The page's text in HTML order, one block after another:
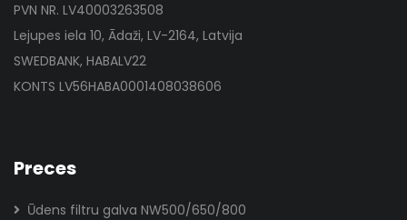
PVN NR. LV40003263508
Lejupes iela 10, Ādaži, LV-2164, Latvija
SWEDBANK, HABALV22
KONTS LV56HABA0001408038606
Preces
Ūdens filtru galva NW500/650/800